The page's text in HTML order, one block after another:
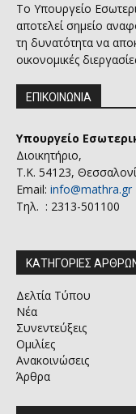
Το Υπουργείο
αποτελεί σημείο
τη δυνατότητα να
οικονομικές
ΕΠΙΚΟΙΝΩΝΙΑ
Υπουργείο
Διοικητήριο,
Τ.Κ. 54123,
Email: info@mathra.gr
Τηλ. : 2313-501100
ΚΑΤΗΓΟΡΙΕΣ
Δελτία Τύπου
Νέα
Συνεντεύξεις
Ομιλίες
Ανακοινώσεις
Άρθρα